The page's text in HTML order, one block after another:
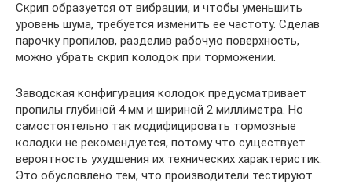
Скрип образуется от вибрации, и чтобы уменьшить
уровень шума, требуется изменить ее частоту. Сделав
парочку пропилов, разделив рабочую поверхность,
можно убрать скрип колодок при торможении.
Заводская конфигурация колодок предусматривает
пропилы глубиной 4 мм и шириной 2 миллиметра. Но
самостоятельно так модифицировать тормозные
колодки не рекомендуется, потому что существует
вероятность ухудшения их технических характеристик.
Это обусловлено тем, что производители тестируют